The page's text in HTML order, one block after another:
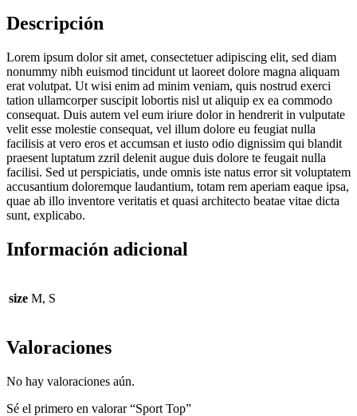
Descripción
Lorem ipsum dolor sit amet, consectetuer adipiscing elit, sed diam
nonummy nibh euismod tincidunt ut laoreet dolore magna aliquam
erat volutpat. Ut wisi enim ad minim veniam, quis nostrud exerci
tation ullamcorper suscipit lobortis nisl ut aliquip ex ea commodo
consequat. Duis autem vel eum iriure dolor in hendrerit in vulputate
velit esse molestie consequat, vel illum dolore eu feugiat nulla
facilisis at vero eros et accumsan et iusto odio dignissim qui blandit
praesent luptatum zzril delenit augue duis dolore te feugait nulla
facilisi. Sed ut perspiciatis, unde omnis iste natus error sit voluptatem
accusantium doloremque laudantium, totam rem aperiam eaque ipsa,
quae ab illo inventore veritatis et quasi architecto beatae vitae dicta
sunt, explicabo.
Información adicional
size M, S
Valoraciones
No hay valoraciones aún.
Sé el primero en valorar “Sport Top”